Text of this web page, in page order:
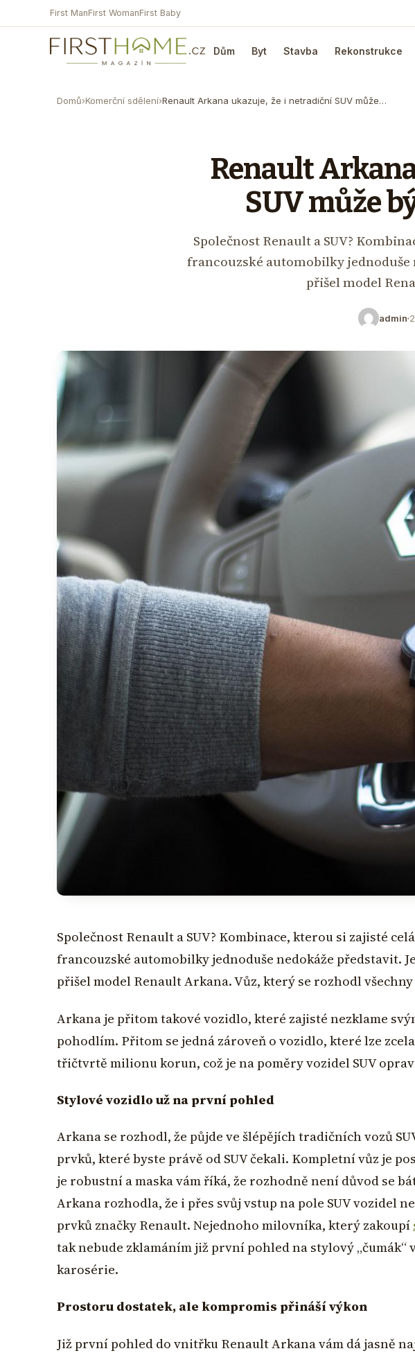
First ManFirst WomanFirst Baby
Dům Byt Stavba Rekonstrukce
Domů›Komerční sdělení›Renault Arkana ukazuje, že i netradiční SUV může…
Renault
SUV může
Společnost Renault a SUV?
francouzské automobilky jednoduše
přišel model
admin
Společnost Renault a SUV? Kombinace, kterou si zajisté
francouzské automobilky jednoduše nedokáže představit.
přišel model Renault Arkana. Vůz, který se rozhodl
Arkana je přitom takové vozidlo, které zajisté nezklame
pohodlím. Přitom se jedná zároveň o vozidlo, které lze
třičtvrtě milionu korun, což je na poměry vozidel SUV
Stylové vozidlo už na první pohled
Arkana se rozhodl, že půjde ve šlépějích tradičních vozů
prvků, které byste právě od SUV čekali. Kompletní vůz je
je robustní a maska vám říká, že rozhodně není důvod se
Arkana rozhodla, že i přes svůj vstup na pole SUV vozidel
prvků značky Renault. Nejednoho milovníka, který zakoupí
tak nebude zklamáním již první pohled na stylový „čumák“
karosérie.
Prostoru dostatek, ale kompromis přináší výkon
Již první pohled do vnitřku Renault Arkana vám dá jasně